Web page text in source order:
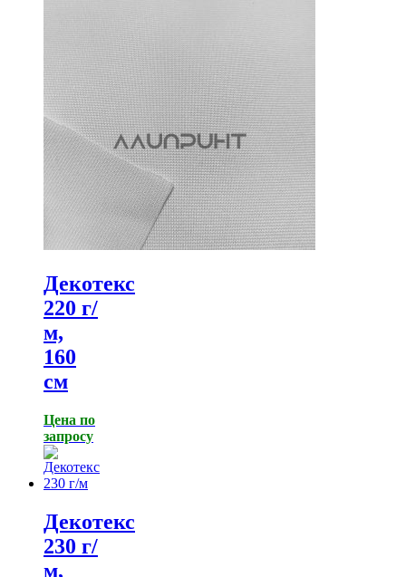
Декотекс
220 г/
м,
160
см
Цена по
запросу
Декотекс
230 г/
м,